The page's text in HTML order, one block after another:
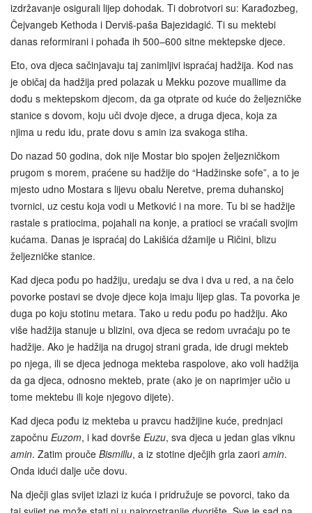
izdržavanje osigurali lijep dohodak. Ti dobrotvori su: Karađozbeg,
Čejvangeb Kethoda i Derviš-paša Bajezidagić. Ti su mektebi
danas reformirani i pohađa ih 500–600 sitne mektepske djece.
Eto, ova djeca sačinjavaju taj zanimljivi ispraćaj hadžija. Kod nas
je običaj da hadžija pred polazak u Mekku pozove muallime da
dođu s mektepskom djecom, da ga otprate od kuće do željezničke
stanice s dovom, koju uči dvoje djece, a druga djeca, koja za
njima u redu idu, prate dovu s amin iza svakoga stiha.
Do nazad 50 godina, dok nije Mostar bio spojen željezničkom
prugom s morem, praćene su hadžije do “Hadžinske sofe”, a to je
mjesto udno Mostara s lijevu obalu Neretve, prema duhanskoj
tvornici, uz cestu koja vodi u Metković i na more. Tu bi se hadžije
rastale s pratiocima, pojahali na konje, a pratioci se vraćali svojim
kućama. Danas je ispraćaj do Lakišića džamije u Ričini, blizu
željezničke stanice.
Kad djeca pođu po hadžiju, uredaju se dva i dva u red, a na čelo
povorke postavi se dvoje djece koja imaju lijep glas. Ta povorka je
duga po koju stotinu metara. Tako u redu pođu po hadžiju. Ako
više hadžija stanuje u blizini, ova djeca se redom uvraćaju po te
hadžije. Ako je hadžija na drugoj strani grada, ide drugi mekteb
po njega, ili se djeca jednoga mekteba raspolove, ako voli hadžija
da ga djeca, odnosno mekteb, prate (ako je on naprimjer učio u
tome mektebu ili koje njegovo dijete).
Kad djeca pođu iz mekteba u pravcu hadžijine kuće, prednjaci
započnu Euzom, i kad dovrše Euzu, sva djeca u jedan glas viknu
amin. Zatim prouče Bismillu, a iz stotine dječjih grla zaori amin.
Onda idući dalje uče dovu.
Na dječji glas svijet izlazi iz kuća i pridružuje se povorci, tako da